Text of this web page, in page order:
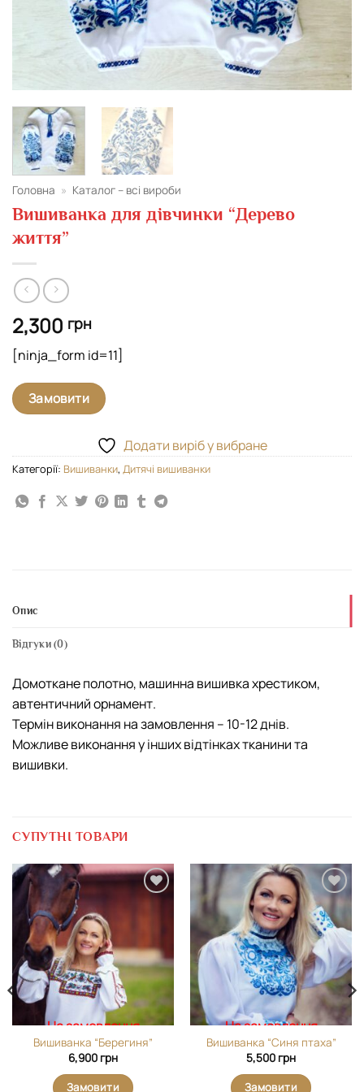
Головна » Каталог – всі вироби
Вишиванка для дівчинки “Дерево
життя”
2,300 грн
[ninja_form id=11]
Замовити
Додати виріб у вибране
Категорії: Вишиванки, Дитячі вишиванки
Опис
Відгуки (0)
Домоткане полотно, машинна вишивка хрестиком,
автентичний орнамент.
Термін виконання на замовлення – 10-12 днів.
Можливе виконання у інших відтінках тканини та
вишивки.
СУПУТНІ ТОВАРИ
На замовлення
Вишиванка “Берегиня”
6,900 грн
Замовити
Додати
виріб у
вибране
На замовлення
Вишиванка “Синя птаха”
5,500 грн
Замовити